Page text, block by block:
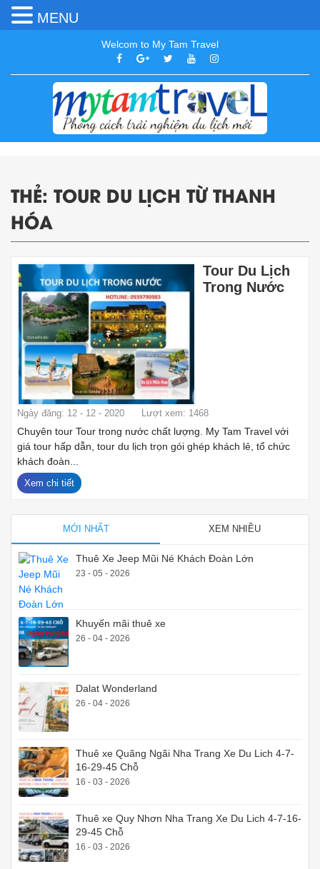
Welcom to My Tam Travel
THẺ: TOUR DU LỊCH TỪ THANH
HÓA
Tour Du Lịch
Trong Nước
Ngày đăng: 12 - 12 - 2020 Lượt xem: 1468
Chuyên tour Tour trong nước chất lượng. My Tam Travel với
giá tour hấp dẫn, tour du lịch trọn gói ghép khách lẻ, tổ chức
khách đoàn...
Xem chi tiết
MỚI NHẤT XEM NHIỀU
Thuê Xe Jeep Mũi Né Khách Đoàn Lớn
23 - 05 - 2026
Khuyến mãi thuê xe
26 - 04 - 2026
Dalat Wonderland
26 - 04 - 2026
Thuê xe Quãng Ngãi Nha Trang Xe Du Lich 4-7-
16-29-45 Chỗ
16 - 03 - 2026
Thuê xe Quy Nhơn Nha Trang Xe Du Lich 4-7-16-
29-45 Chỗ
16 - 03 - 2026
MENU